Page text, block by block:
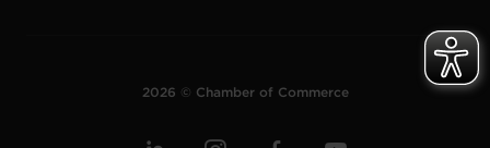
2026 © Chamber of Commerce